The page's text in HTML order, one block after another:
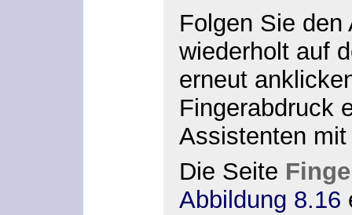
Folgen Sie
wiederholt auf
erneut
Fingerabdruck
Assistenten
Die Seite
Abbildung 8.16